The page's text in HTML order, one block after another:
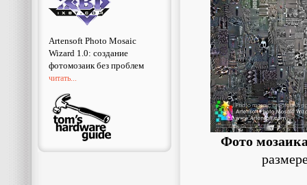
Artensoft Photo Mosaic
Wizard 1.0: создание
фотомозаик без проблем
читать...
Фото